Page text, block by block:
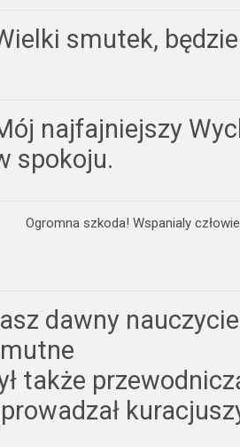
smutek,
najfajniejszy
spokoju.
Ogromna szkoda! Wspanialy
dawny
także